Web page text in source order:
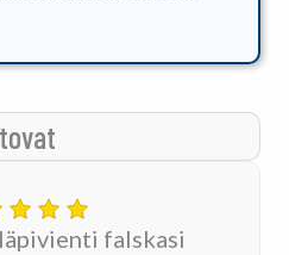
falskasi